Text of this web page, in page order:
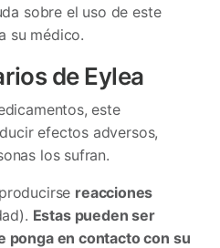
sobre el uso de este
su médico.
de Eylea
este
efectos adversos,
los sufran.
reacciones
Estas pueden ser
ponga en contacto con su